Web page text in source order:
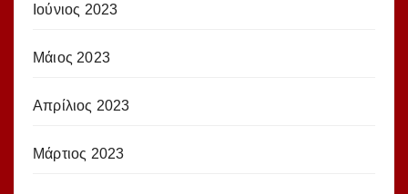
Ιούνιος 2023
Μάιος 2023
Απρίλιος 2023
Μάρτιος 2023